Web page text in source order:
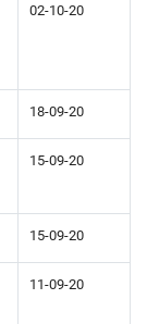
02-10-20
18-09-20
15-09-20
15-09-20
11-09-20